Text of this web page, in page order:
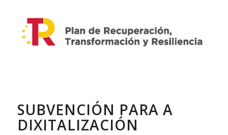
SUBVENCIÓN PARA A
DIXITALIZACIÓN